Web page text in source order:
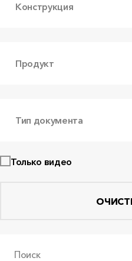
Конструкция
Продукт
Тип документа
Только видео
Поиск